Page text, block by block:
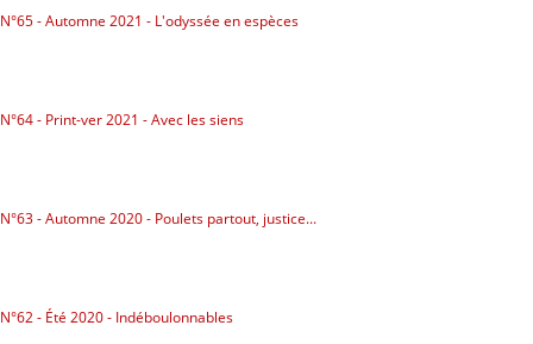
N°65 - Automne 2021 - L'odyssée en espèces
N°64 - Print-ver 2021 - Avec les siens
N°63 - Automne 2020 - Poulets partout, justice...
N°62 - Été 2020 - Indéboulonnables